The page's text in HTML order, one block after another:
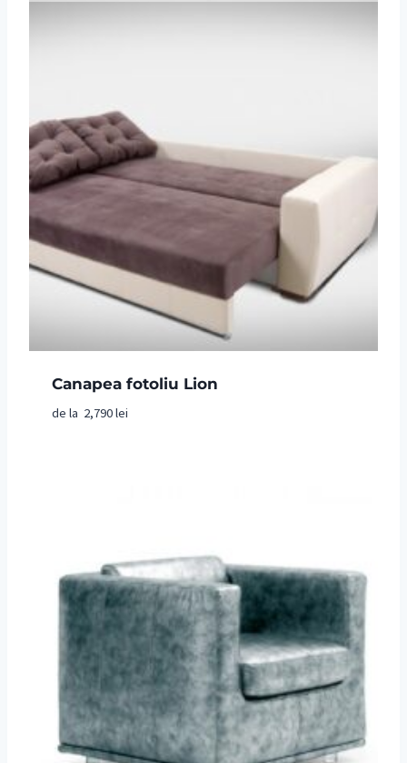
Canapea fotoliu Lion
de la 2,790lei